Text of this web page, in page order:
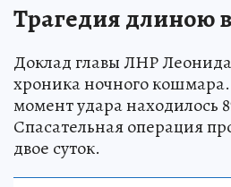
Трагедия длиною в
Доклад главы ЛНР
хроника ночного
момент удара находилось
Спасательная операция
двое суток.